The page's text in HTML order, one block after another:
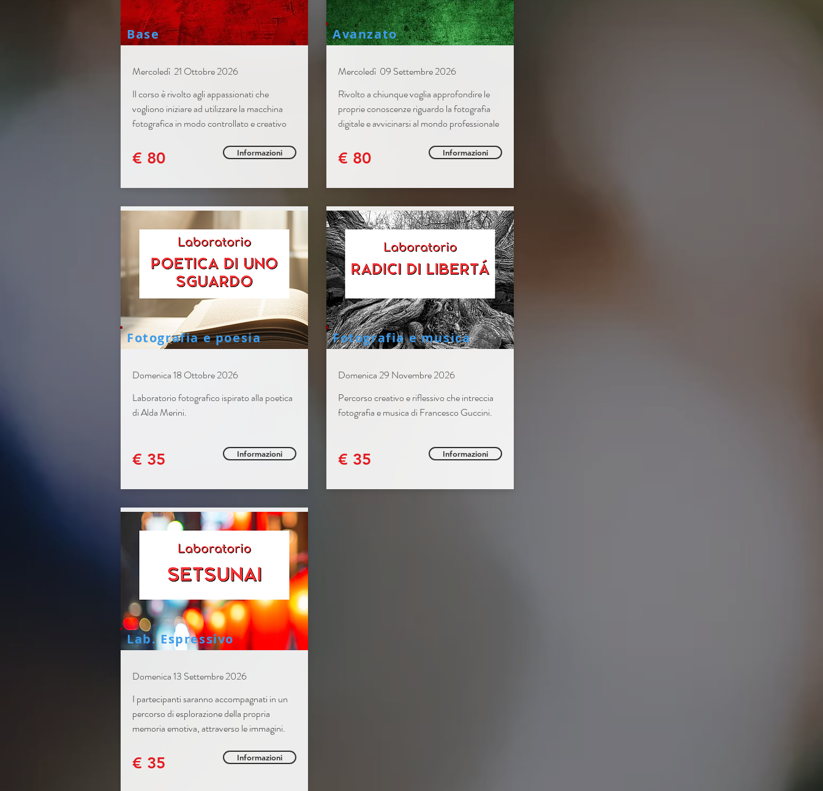
Base
Il corso è rivolto agli appassionati che
vogliono iniziare ad utilizzare la macchina
fotografica in modo controllato e creativo
Mercoledì 21 Ottobre 2026
€ 80 Informazioni
Fotografia e poesia
Laboratorio fotografico ispirato alla poetica
di Alda Merini.
Domenica 18 Ottobre 2026
€ 35 Informazioni
Avanzato
Rivolto a chiunque voglia approfondire le
proprie conoscenze riguardo la fotografia
digitale e avvicinarsi al mondo professionale
Mercoledì 09 Settembre 2026
€ 80 Informazioni
Fotografia e musica
Percorso creativo e riflessivo che intreccia
fotografia e musica di Francesco Guccini.
Domenica 29 Novembre 2026
€ 35 Informazioni
Lab. Espressivo
I partecipanti saranno accompagnati in un
percorso di esplorazione della propria
memoria emotiva, attraverso le immagini.
Domenica 13 Settembre 2026
€ 35 Informazioni